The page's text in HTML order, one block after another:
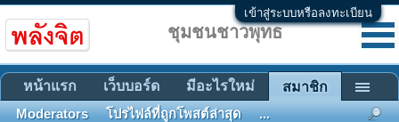
เข้าสู่ระบบหรือลงทะเบียน
ชุมชนชาวพุทธ
หน้าแรก เว็บบอร์ด มีอะไรใหม่ สมาชิก
Moderators โปรไฟล์ที่ถูกโพสต์ล่าสุด ...